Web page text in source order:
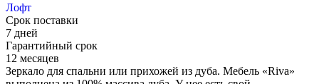
Лофт
Срок поставки
7 дней
Гарантийный срок
12 месяцев
Зеркало для спальни или прихожей из дуба. Мебель «Riva»